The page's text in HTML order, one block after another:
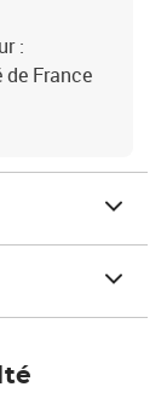
:
France